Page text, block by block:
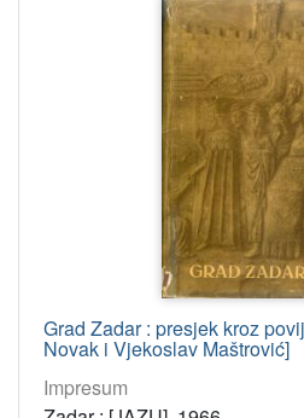
Grad Zadar : presjek kroz
Novak i Vjekoslav Maštrović]
Impresum